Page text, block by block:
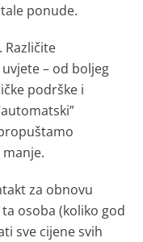
ponude.
Različite
– od boljeg
podrške i
za obnovu
osoba (koliko god
sve cijene svih